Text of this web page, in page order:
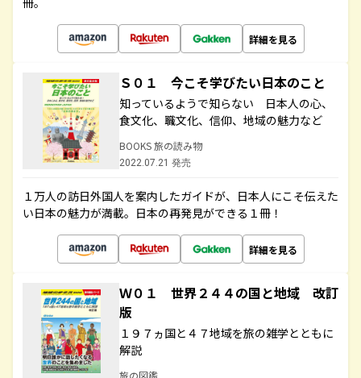
詳細を見る
Ｓ０１ 今こそ学びたい日本のこと
知っているようで知らない 日本人の心、
食文化、職文化、信仰、地域の魅力など
BOOKS 旅の読み物
2022.07.21 発売
１万人の訪日外国人を案内したガイドが、日本人にこそ伝えた
い日本の魅力が満載。日本の再発見ができる１冊！
詳細を見る
Ｗ０１ 世界２４４の国と地域 改訂
版
１９７ヵ国と４７地域を旅の雑学とともに
解説
旅の図鑑